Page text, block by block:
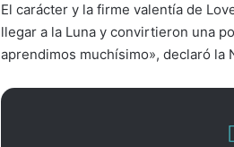
El carácter y la firme valentía de
llegar a la Luna y convirtieron una
aprendimos muchísimo», declaró la